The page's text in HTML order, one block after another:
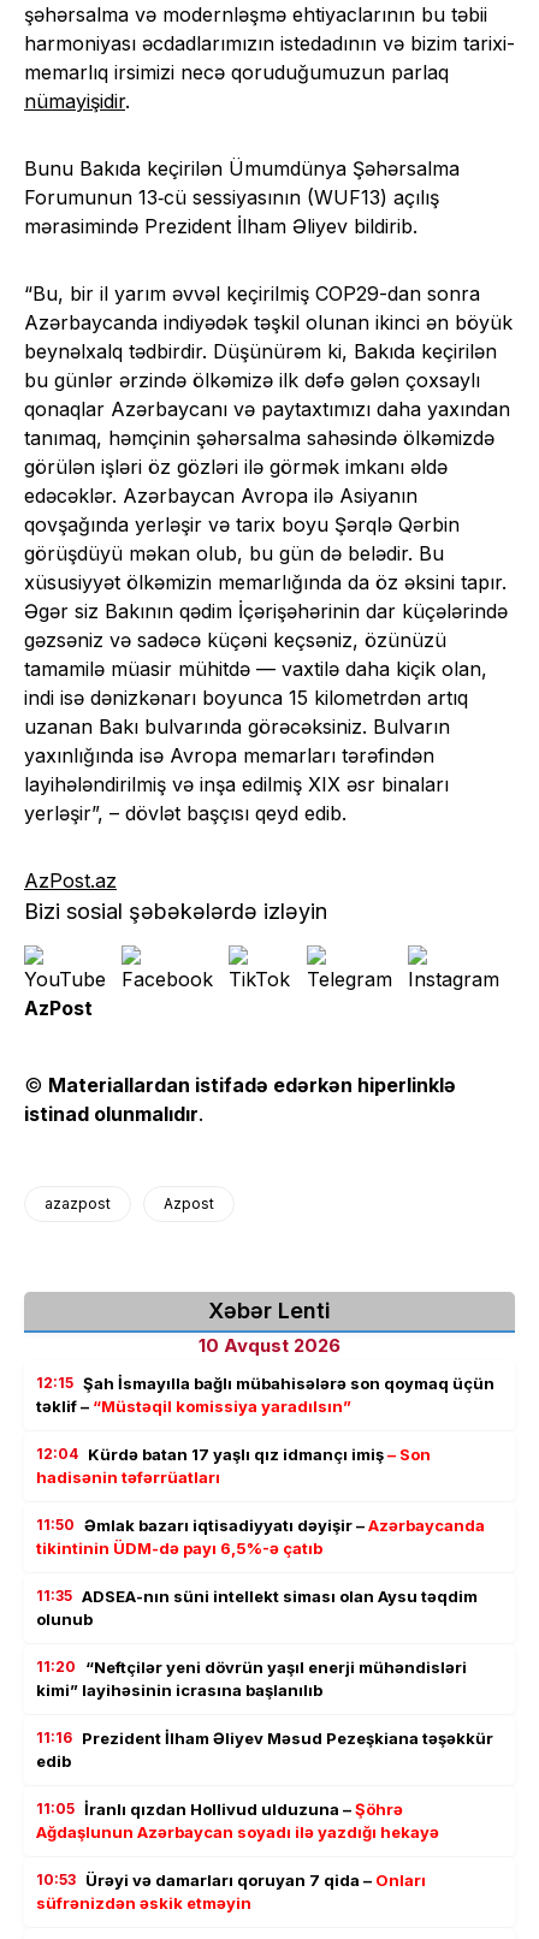
şəhərsalma və modernləşmə ehtiyaclarının bu təbii
harmoniyası əcdadlarımızın istedadının və bizim tarixi-
memarlıq irsimizi necə qoruduğumuzun parlaq
nümayişidir.
Bunu Bakıda keçirilən Ümumdünya Şəhərsalma
Forumunun 13‑cü sessiyasının (WUF13) açılış
mərasimində Prezident İlham Əliyev bildirib.
“Bu, bir il yarım əvvəl keçirilmiş COP29-dan sonra
Azərbaycanda indiyədək təşkil olunan ikinci ən böyük
beynəlxalq tədbirdir. Düşünürəm ki, Bakıda keçirilən
bu günlər ərzində ölkəmizə ilk dəfə gələn çoxsaylı
qonaqlar Azərbaycanı və paytaxtımızı daha yaxından
tanımaq, həmçinin şəhərsalma sahəsində ölkəmizdə
görülən işləri öz gözləri ilə görmək imkanı əldə
edəcəklər. Azərbaycan Avropa ilə Asiyanın
qovşağında yerləşir və tarix boyu Şərqlə Qərbin
görüşdüyü məkan olub, bu gün də belədir. Bu
xüsusiyyət ölkəmizin memarlığında da öz əksini tapır.
Əgər siz Bakının qədim İçərişəhərinin dar küçələrində
gəzsəniz və sadəcə küçəni keçsəniz, özünüzü
tamamilə müasir mühitdə — vaxtilə daha kiçik olan,
indi isə dənizkənarı boyunca 15 kilometrdən artıq
uzanan Bakı bulvarında görəcəksiniz. Bulvarın
yaxınlığında isə Avropa memarları tərəfindən
layihələndirilmiş və inşa edilmiş XIX əsr binaları
yerləşir”, – dövlət başçısı qeyd edib.
AzPost.az
Bizi sosial şəbəkələrdə izləyin
AzPost
© Materiallardan istifadə edərkən hiperlinklə
istinad olunmalıdır.
azazpost Azpost
Xəbər Lenti
10 Avqust 2026
12:15 Şah İsmayılla bağlı mübahisələrə son qoymaq üçün
təklif – “Müstəqil komissiya yaradılsın”
12:04 Kürdə batan 17 yaşlı qız idmançı imiş– Son
hadisənin təfərrüatları
11:50 Əmlak bazarı iqtisadiyyatı dəyişir –Azərbaycanda
tikintinin ÜDM-də payı 6,5%-ə çatıb
11:35 ADSEA-nın süni intellekt siması olan Aysu təqdim
olunub
11:20
“Neftçilər yeni dövrün yaşıl enerji mühəndisləri
kimi” layihəsinin icrasına başlanılıb
11:16 Prezident İlham Əliyev Məsud Pezeşkiana təşəkkür
edib
11:05 İranlı qızdan Hollivud ulduzuna –Şöhrə
Ağdaşlunun Azərbaycan soyadı ilə yazdığı hekayə
10:53 Ürəyi və damarları qoruyan 7 qida – Onları
süfrənizdən əskik etməyin